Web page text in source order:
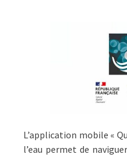
L’application mobile «
l’eau permet de